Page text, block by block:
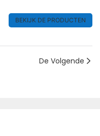
BEKIJK DE PRODUCTEN
De Volgende